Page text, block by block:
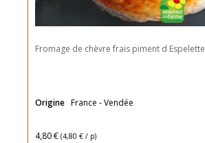
Fromage de chèvre frais piment d Espelette
Origine France - Vendée
4,80 € (4,80 € / p)